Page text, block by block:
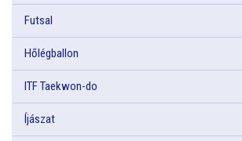
Futsal
Hőlégballon
ITF Taekwon-do
Íjászat